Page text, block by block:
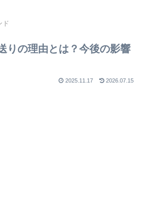
ド
りの理由とは？今後の影響
2025.11.17 2026.07.15